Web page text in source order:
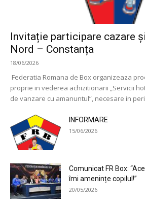
Invitație participare cazare
Nord – Constanța
18/06/2026
Federatia Romana de Box organizeaza
proprie in vederea achizitionarii „Servicii
de vanzare cu amanuntul”, necesare in
INFORMARE
15/06/2026
Comunicat FR Box:
îmi amenințe copilul!”
20/05/2026